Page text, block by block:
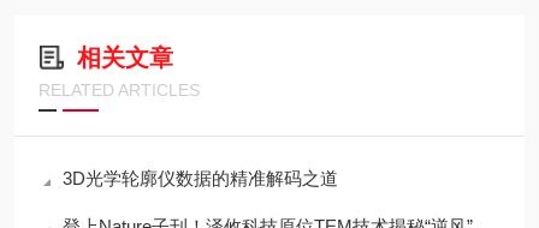
相关文章
RELATED ARTICLES
3D光学轮廓仪数据的精准解码之道